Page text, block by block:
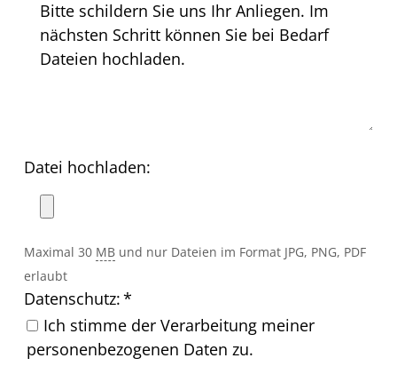
Datei hochladen:
Maximal 30 MB und nur Dateien im Format JPG, PNG, PDF
erlaubt
Datenschutz:*
Ich stimme der Verarbeitung meiner
personenbezogenen Daten zu.